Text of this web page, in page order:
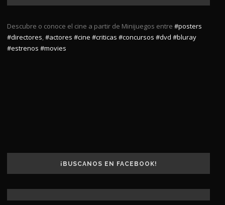
Descubre o conoce el cine a partir de Minijuegos entre #posters
#directores,#actores #cine #criticas #concursos #dvd #bluray
#estrenos #movies
¡BUSCANOS EN FACEBOOK!